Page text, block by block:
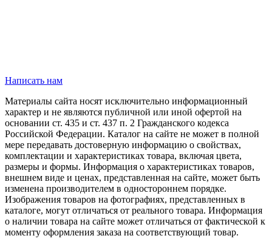
Написать нам
Материалы сайта носят исключительно информационный
характер и не являются публичной или иной офертой на
основании ст. 435 и ст. 437 п. 2 Гражданского кодекса
Российской Федерации. Каталог на сайте не может в полной
мере передавать достоверную информацию о свойствах,
комплектации и характеристиках товара, включая цвета,
размеры и формы. Информация о характеристиках товаров,
внешнем виде и ценах, представленная на сайте, может быть
изменена производителем в одностороннем порядке.
Изображения товаров на фотографиях, представленных в
каталоге, могут отличаться от реального товара. Информация
о наличии товара на сайте может отличаться от фактической к
моменту оформления заказа на соответствующий товар.